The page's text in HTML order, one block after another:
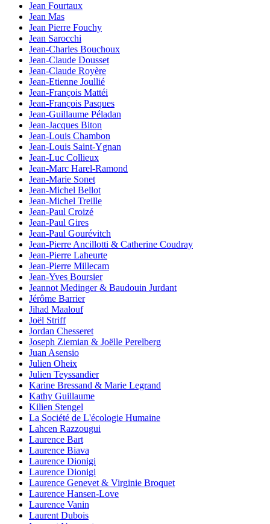
Jean Fourtaux
Jean Mas
Jean Pierre Fouchy
Jean Sarocchi
Jean-Charles Bouchoux
Jean-Claude Dousset
Jean-Claude Royère
Jean-Etienne Joullié
Jean-François Mattéi
Jean-François Pasques
Jean-Guillaume Péladan
Jean-Jacques Biton
Jean-Louis Chambon
Jean-Louis Saint-Ygnan
Jean-Luc Collieux
Jean-Marc Harel-Ramond
Jean-Marie Sonet
Jean-Michel Bellot
Jean-Michel Treille
Jean-Paul Croizé
Jean-Paul Gires
Jean-Paul Gourévitch
Jean-Pierre Ancillotti & Catherine Coudray
Jean-Pierre Laheurte
Jean-Pierre Millecam
Jean-Yves Boursier
Jeannot Medinger & Baudouin Jurdant
Jérôme Barrier
Jihad Maalouf
Joël Striff
Jordan Chesseret
Joseph Ziemian & Joëlle Perelberg
Juan Asensio
Julien Oheix
Julien Teyssandier
Karine Bressand & Marie Legrand
Kathy Guillaume
Kilien Stengel
La Société de L'écologie Humaine
Lahcen Razzougui
Laurence Bart
Laurence Biava
Laurence Dionigi
Laurence Dionigi
Laurence Genevet & Virginie Broquet
Laurence Hansen-Love
Laurence Vanin
Laurent Dubois